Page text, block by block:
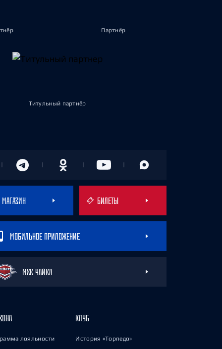
Партнёр
Титульный партнёр
МАГАЗИН БИЛЕТЫ
МОБИЛЬНОЕ ПРИЛОЖЕНИЕ
МХК ЧАЙКА
лояльности
КЛУБ
История «Торпедо»